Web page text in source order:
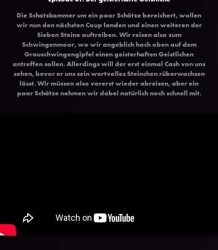
Die Schatzkammer um ein paar Schätze bereichert, wollen
wir nun den nächsten Coup landen und einen weiteren der
Sieben Steine auftreiben. Wir reisen also zum
Schwingenmoor, wo wir angeblich hoch oben auf dem
Grauschwingengipfel einen geisterhaften Geistlichen
antreffen sollen. Allerdings will der erst einmal Cash von uns
sehen, bevor er uns sein wertvolles Steinchen rüberwachsen
lässt. Wir müssen also vorerst wieder abreisen, aber ein
paar Schätze nehmen wir dabei natürlich noch schnell mit.